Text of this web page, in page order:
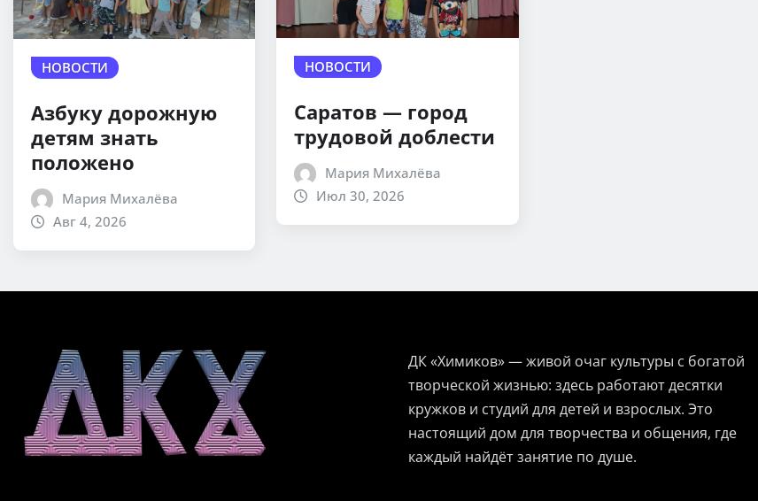
НОВОСТИ
Азбуку дорожную
детям знать
положено
Мария Михалёва
Авг 4, 2026
НОВОСТИ
Саратов — город
трудовой доблести
Мария Михалёва
Июл 30, 2026
ДК «Химиков» — живой очаг культуры с богатой
творческой жизнью: здесь работают десятки
кружков и студий для детей и взрослых. Это
настоящий дом для творчества и общения, где
каждый найдёт занятие по душе.